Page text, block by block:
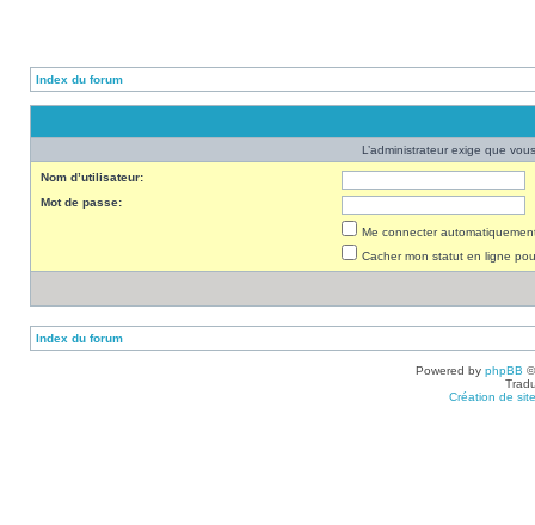
Index du forum
L’administrateur exige que
Nom d’utilisateur:
Mot de passe:
Me connecter
Cacher mon statut en ligne
Index du forum
Powered by phpBB
Création de